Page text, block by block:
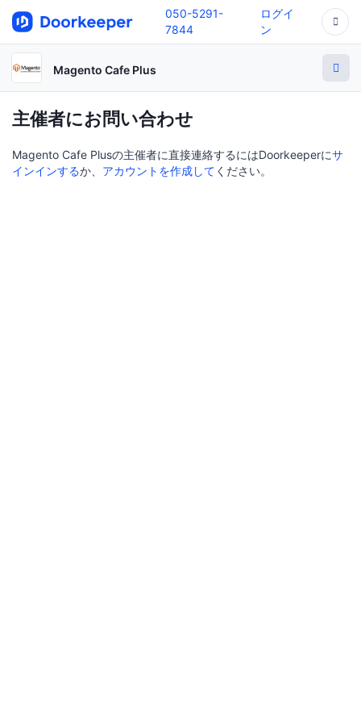
050-5291-
7844
ログイ
ン
Magento Cafe Plus
主催者にお問い合わせ
Magento Cafe Plusの主催者に直接連絡するにはDoorkeeperにサ
インインするか、 アカウントを作成して ください。